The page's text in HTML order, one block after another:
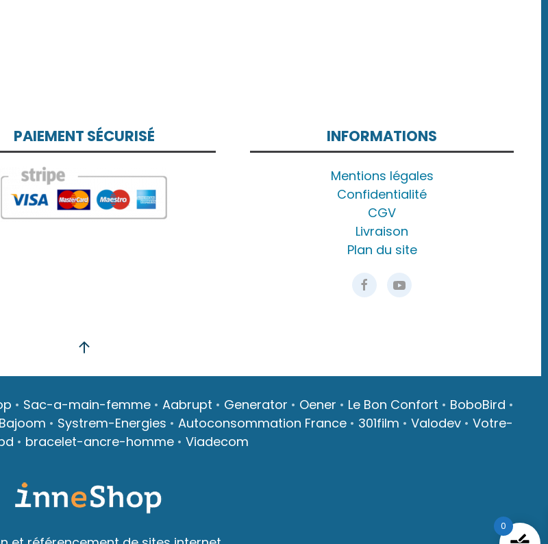
PAIEMENT SÉCURISÉ INFORMATIONS
Mentions légales
Confidentialité
CGV
Livraison
Plan du site
• Sac-a-main-femme • Aabrupt • Generator • Oener • Le Bon Confort • BoboBird •
Bajoom • Systrem-Energies • Autoconsommation France• 301film • Valodev• Votre-
• bracelet-ancre-homme • Viadecom
0